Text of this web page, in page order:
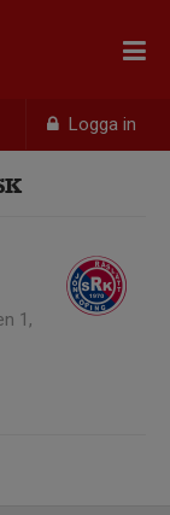
Logga in
1,